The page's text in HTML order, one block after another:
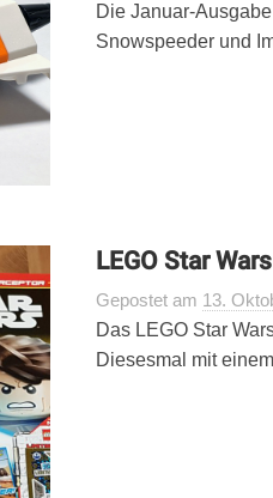
Die Januar-
Snowspeeder und
LEGO Star
Gepostetam 13.
Das LEGO Star
Diesesmal mit